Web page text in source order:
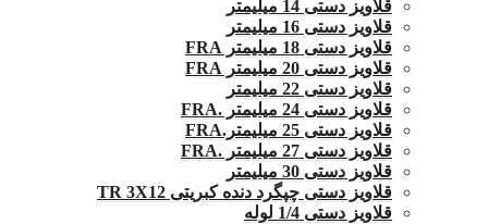
قلاویز دستی 14 میلیمتر
قلاویز دستی 16 میلیمتر
قلاویز دستی 18 میلیمتر FRA
قلاویز دستی 20 میلیمتر FRA
قلاویز دستی 22 میلیمتر
قلاویز دستی 24 میلیمتر .FRA
قلاویز دستی 25 میلیمتر.FRA
قلاویز دستی 27 میلیمتر .FRA
قلاویز دستی 30 میلیمتر
قلاویز دستی چپگرد دنده کبریتی TR 3X12
قلاویز دستی 1/4 لوله